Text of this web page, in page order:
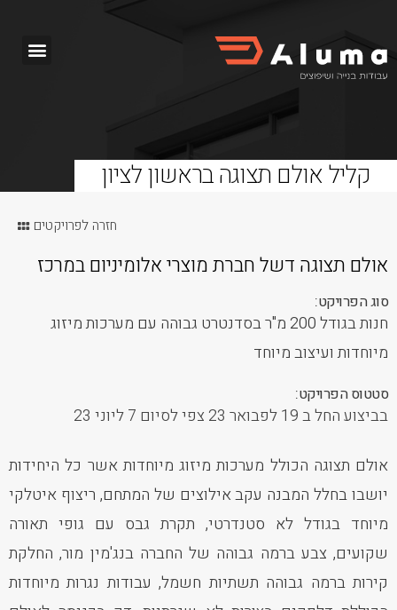
קליל אולם תצוגה בראשון לציון
חזרה לפרויקטים
אולם תצוגה דשל חברת מוצרי אלומיניום במרכז
סוג הפרויקט:
חנות בגודל 200 מ"ר בסדנטרט גבוהה עם מערכות מיזוג
מיוחדות ועיצוב מיוחד
סטטוס הפרויקט:
בביצוע החל ב 19 לפבואר 23 צפי לסיום 7 ליוני 23
אולם תצוגה הכולל מערכות מיזוג מיוחדות אשר כל היחידות
יושבו בחלל המבנה עקב אילוצים של המתחם, ריצוף איטלקי
מיוחד בגודל לא סטנדרטי, תקרת גבס עם גופי תאורה
שקועים, צבע ברמה גבוהה של החברה בנג'מין מור, החלקת
קירות ברמה גבוהה תשתיות חשמל, עבודות נגרות מיוחדות